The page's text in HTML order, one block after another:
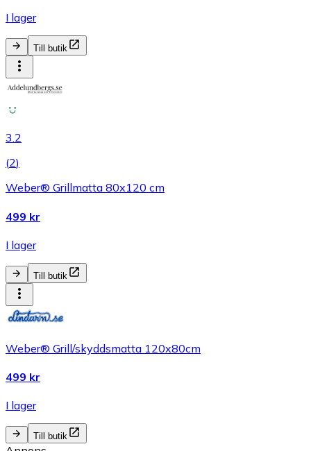
I lager
Till butik
3.2
(2)
Weber® Grillmatta 80x120 cm
499 kr
I lager
Till butik
Weber® Grill/skyddsmatta 120x80cm
499 kr
I lager
Till butik